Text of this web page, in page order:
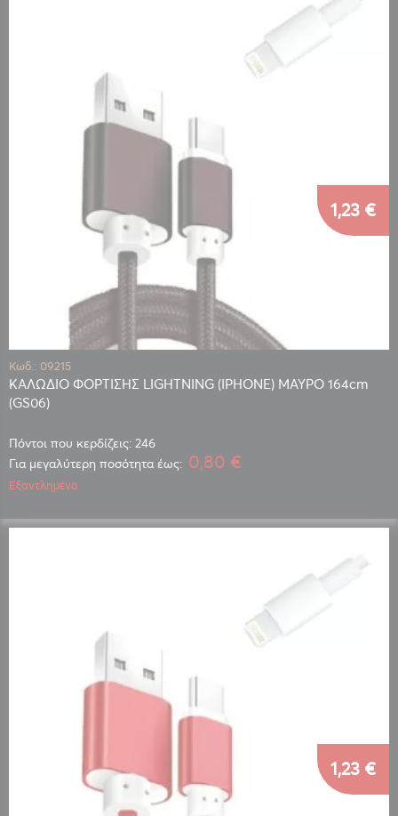
Κωδ.: 09215
ΚΑΛΩΔΙΟ ΦΟΡΤΙΣΗΣ LIGHTNING (IPHONE) ΜΑΥΡΟ 164cm
(GS06)
Πόντοι που κερδίζεις: 246
1,23 €
Για μεγαλύτερη ποσότητα έως: 0,80 €
Εξαντλημένο
1,23 €